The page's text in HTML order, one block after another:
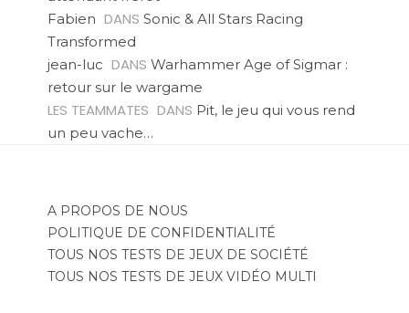
Fabien DANS Sonic & All Stars Racing
Transformed
jean-luc DANS Warhammer Age of Sigmar :
retour sur le wargame
LES TEAMMATES DANS Pit, le jeu qui vous rend
un peu vache…
A PROPOS DE NOUS
POLITIQUE DE CONFIDENTIALITÉ
TOUS NOS TESTS DE JEUX DE SOCIÉTÉ
TOUS NOS TESTS DE JEUX VIDÉO MULTI